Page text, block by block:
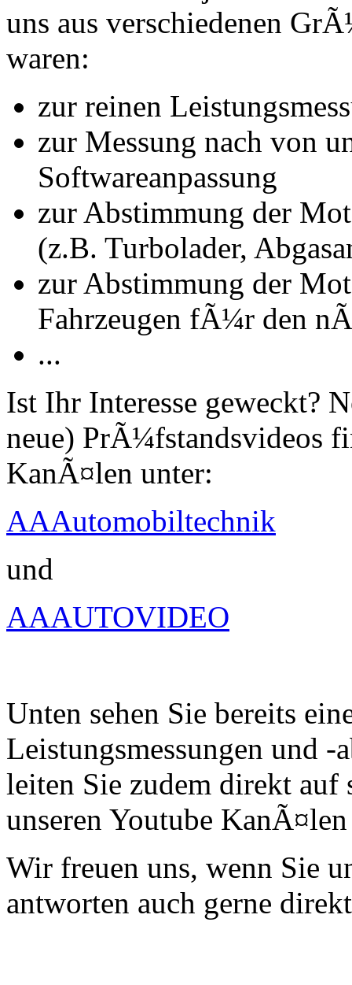
uns aus verschiedenen
waren:
zur reinen
zur Messung nach von
Softwareanpassung
zur Abstimmung der
(z.B. Turbolader,
zur Abstimmung der
Fahrzeugen fÃ¼r den
...
Ist Ihr Interesse geweckt?
neue) PrÃ¼fstandsvideos
KanÃ¤len unter:
AAAutomobiltechnik
und
AAAUTOVIDEO
Unten sehen Sie bereits
Leistungsmessungen und -
leiten Sie zudem direkt auf
unseren Youtube
Wir freuen uns, wenn Sie
antworten auch gerne